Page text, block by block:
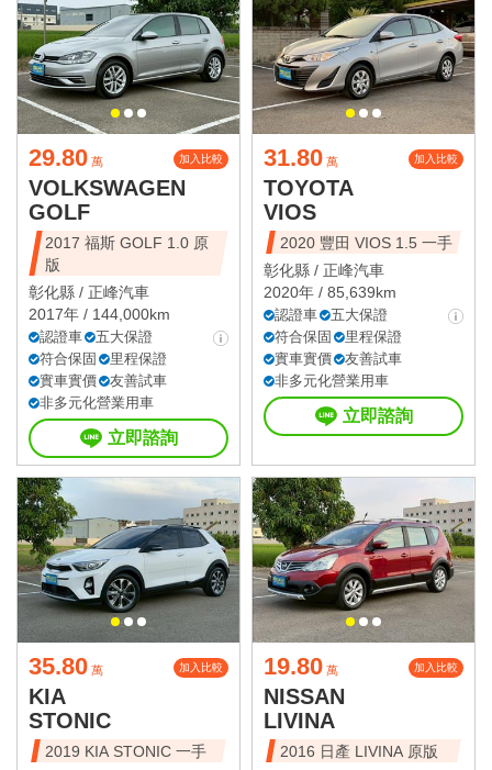
29.80 萬 加入比較
VOLKSWAGEN
GOLF
2017 福斯 GOLF 1.0 原
版
彰化縣 / 正峰汽車
2017年 / 144,000km
認證車
五大保證
符合保固
里程保證
實車實價
友善試車
非多元化營業用車
立即諮詢
31.80 萬 加入比較
TOYOTA
VIOS
2020 豐田 VIOS 1.5 一手
彰化縣 / 正峰汽車
2020年 / 85,639km
認證車
五大保證
符合保固
里程保證
實車實價
友善試車
非多元化營業用車
立即諮詢
35.80 萬 加入比較
KIA
STONIC
2019 KIA STONIC 一手
19.80 萬 加入比較
NISSAN
LIVINA
2016 日產 LIVINA 原版